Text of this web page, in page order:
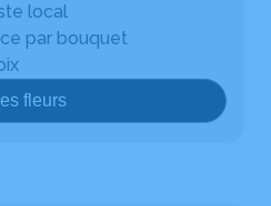
local
par bouquet
fleurs